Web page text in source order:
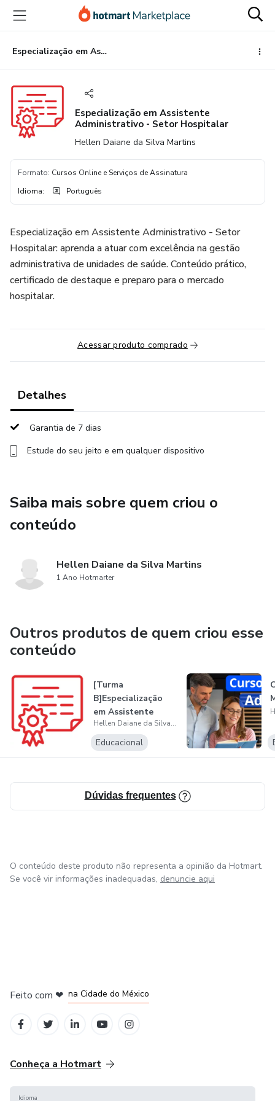
para
conteúdo
principal
para
pagamento
para
rodapé
Especialização em Assistente Administrativo - Setor Hospitalar
Especialização em Assistente
Administrativo - Setor Hospitalar
Hellen Daiane da Silva Martins
Formato: Cursos Online e Serviços de Assinatura
Idioma: Português
Especialização em Assistente Administrativo - Setor
Hospitalar: aprenda a atuar com excelência na gestão
administrativa de unidades de saúde. Conteúdo prático,
certificado de destaque e preparo para o mercado
hospitalar.
Acessar produto comprado
Detalhes
Garantia de 7 dias
Estude do seu jeito e em qualquer dispositivo
Saiba mais sobre quem criou o
conteúdo
Hellen Daiane da Silva Martins
1 Ano Hotmarter
Outros produtos de quem criou esse
conteúdo
[Turma
B]Especialização
em Assistente
Administrativo -
Setor...
Hellen Daiane da Silva Martins
Educacional
Dúvidas frequentes
O conteúdo deste produto não representa a opinião da Hotmart.
Se você vir informações inadequadas, denuncie aqui
Feito com ❤ na Cidade do México
Conheça a Hotmart
Idioma